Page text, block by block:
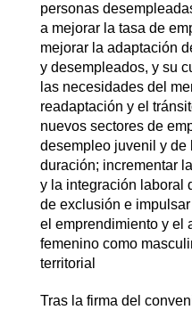
personas
a mejorar la tasa de
mejorar la adaptación
y desempleados, y su
las necesidades del
readaptación y el
nuevos sectores de
desempleo juvenil y de
duración; incrementar
y la integración laboral
de exclusión e
el emprendimiento y el
femenino como
territorial
Tras la firma del